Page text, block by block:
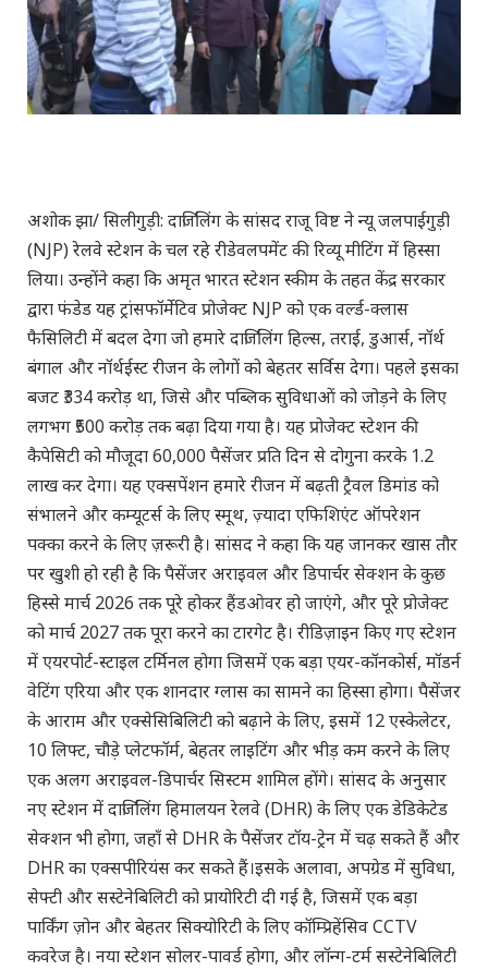
अशोक झा/ सिलीगुड़ी: दार्जिलिंग के सांसद राजू विष्ट ने न्यू जलपाईगुड़ी
(NJP) रेलवे स्टेशन के चल रहे रीडेवलपमेंट की रिव्यू मीटिंग में हिस्सा
लिया। उन्होंने कहा कि अमृत भारत स्टेशन स्कीम के तहत केंद्र सरकार
द्वारा फंडेड यह ट्रांसफॉर्मेटिव प्रोजेक्ट NJP को एक वर्ल्ड-क्लास
फैसिलिटी में बदल देगा जो हमारे दार्जिलिंग हिल्स, तराई, डुआर्स, नॉर्थ
बंगाल और नॉर्थईस्ट रीजन के लोगों को बेहतर सर्विस देगा। पहले इसका
बजट ₹334 करोड़ था, जिसे और पब्लिक सुविधाओं को जोड़ने के लिए
लगभग ₹500 करोड़ तक बढ़ा दिया गया है। यह प्रोजेक्ट स्टेशन की
कैपेसिटी को मौजूदा 60,000 पैसेंजर प्रति दिन से दोगुना करके 1.2
लाख कर देगा। यह एक्सपेंशन हमारे रीजन में बढ़ती ट्रैवल डिमांड को
संभालने और कम्यूटर्स के लिए स्मूथ, ज़्यादा एफिशिएंट ऑपरेशन
पक्का करने के लिए ज़रूरी है। सांसद ने कहा कि यह जानकर खास तौर
पर खुशी हो रही है कि पैसेंजर अराइवल और डिपार्चर सेक्शन के कुछ
हिस्से मार्च 2026 तक पूरे होकर हैंडओवर हो जाएंगे, और पूरे प्रोजेक्ट
को मार्च 2027 तक पूरा करने का टारगेट है। रीडिज़ाइन किए गए स्टेशन
में एयरपोर्ट-स्टाइल टर्मिनल होगा जिसमें एक बड़ा एयर-कॉनकोर्स, मॉडर्न
वेटिंग एरिया और एक शानदार ग्लास का सामने का हिस्सा होगा। पैसेंजर
के आराम और एक्सेसिबिलिटी को बढ़ाने के लिए, इसमें 12 एस्केलेटर,
10 लिफ्ट, चौड़े प्लेटफॉर्म, बेहतर लाइटिंग और भीड़ कम करने के लिए
एक अलग अराइवल-डिपार्चर सिस्टम शामिल होंगे। सांसद के अनुसार
नए स्टेशन में दार्जिलिंग हिमालयन रेलवे (DHR) के लिए एक डेडिकेटेड
सेक्शन भी होगा, जहाँ से DHR के पैसेंजर टॉय-ट्रेन में चढ़ सकते हैं और
DHR का एक्सपीरियंस कर सकते हैं।इसके अलावा, अपग्रेड में सुविधा,
सेफ्टी और सस्टेनेबिलिटी को प्रायोरिटी दी गई है, जिसमें एक बड़ा
पार्किंग ज़ोन और बेहतर सिक्योरिटी के लिए कॉम्प्रिहेंसिव CCTV
कवरेज है। नया स्टेशन सोलर-पावर्ड होगा, और लॉन्ग-टर्म सस्टेनेबिलिटी